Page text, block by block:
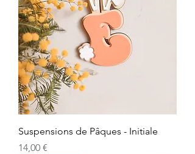
Suspensions de Pâques - Initiale
Prix
14,00 €